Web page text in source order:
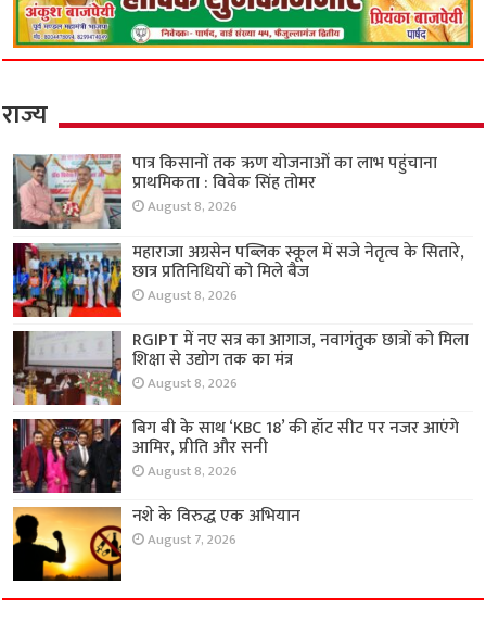
राज्य
पात्र किसानों तक ऋण योजनाओं का लाभ पहुंचाना
प्राथमिकता : विवेक सिंह तोमर
August 8, 2026
महाराजा अग्रसेन पब्लिक स्कूल में सजे नेतृत्व के सितारे,
छात्र प्रतिनिधियों को मिले बैज
August 8, 2026
RGIPT में नए सत्र का आगाज, नवागंतुक छात्रों को मिला
शिक्षा से उद्योग तक का मंत्र
August 8, 2026
बिग बी के साथ ‘KBC 18’ की हॉट सीट पर नजर आएंगे
आमिर, प्रीति और सनी
August 8, 2026
नशे के विरुद्ध एक अभियान
August 7, 2026